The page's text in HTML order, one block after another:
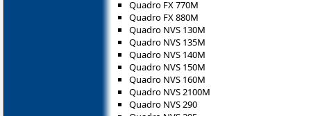
Quadro FX 770M
Quadro FX 880M
Quadro NVS 130M
Quadro NVS 135M
Quadro NVS 140M
Quadro NVS 150M
Quadro NVS 160M
Quadro NVS 2100M
Quadro NVS 290